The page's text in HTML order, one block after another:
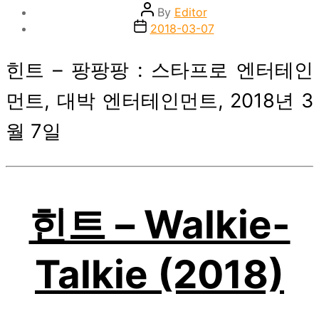
Post
author
By Editor
Post2018-03-07
힌트 – 팡팡팡 : 스타프로 엔터테인
먼트, 대박 엔터테인먼트, 2018년 3
월 7일
힌트 – Walkie-
Talkie (2018)